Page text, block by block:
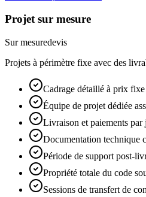
Projet sur mesure
Sur mesuredevis
Projets à périmètre fixe avec des
Cadrage détaillé à prix fixe
Équipe de projet dédiée
Livraison et paiements par
Documentation technique
Période de support post-
Propriété totale du code
Sessions de transfert de